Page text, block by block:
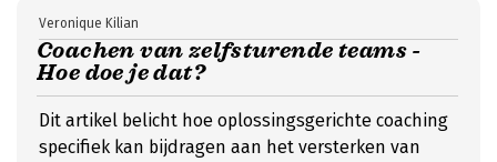
Coachen van zelfsturende teams -
Hoe doe je dat?
Veronique Kilian
Dit artikel belicht hoe oplossingsgerichte coaching
specifiek kan bijdragen aan het versterken van